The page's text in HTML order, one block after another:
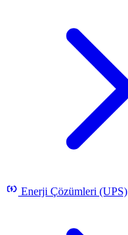
Enerji Çözümleri (UPS)